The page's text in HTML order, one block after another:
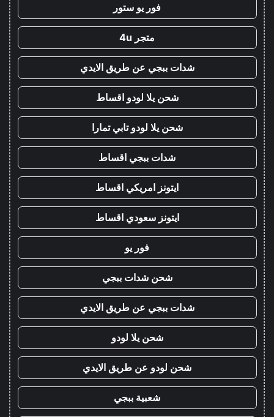
فور يو ستور
متجر 4u
شدات ببجي عن طريق الايدي
شحن يلا لودو اقساط
شحن يلا لودو تابي تمارا
شدات ببجي اقساط
ايتونز امريكي اقساط
ايتونز سعودي اقساط
فور يو
شحن شدات ببجي
شدات ببجي عن طريق الايدي
شحن يلا لودو
شحن لودو عن طريق الايدي
شعبية ببجي